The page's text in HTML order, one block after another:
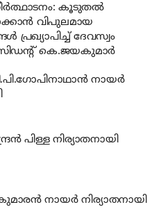
കൂടുതല്‍
വിപുലമായ
പ്രഖ്യാപിച്ച് ദേവസ്വം
കെ.ജയകുമാര്‍
നായര്‍
പിള്ള നിര്യാതനായി
നായര്‍ നിര്യാതനായി